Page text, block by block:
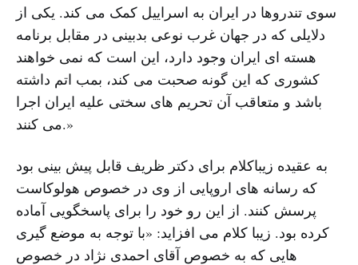
سوى تندروها در ایران به اسراییل کمک مى کند. یکى از
دلایلى که در جهان غرب نوعى بدبینى در مقابل برنامه
هسته اى ایران وجود دارد، این است که نمى خواهند
کشورى که این گونه صحبت مى کند، بمب اتم داشته
باشد و متعاقب آن تحریم هاى سختى علیه ایران اجرا
مى کنند.»
به عقیده زیباکلام براى دکتر ظریف قابل پیش بینى بود
که رسانه هاى اروپایى از وى در خصوص هولوکاست
پرسش کنند. از این رو خود را براى پاسخگویى آماده
کرده بود. زیبا کلام مى افزاید: «با توجه به موضع گیرى
هایى که به خصوص آقاى احمدى نژاد در خصوص